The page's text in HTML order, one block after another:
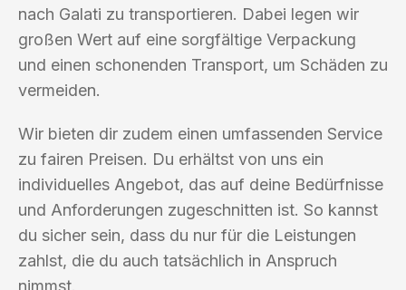
nach Galati zu transportieren. Dabei legen wir
großen Wert auf eine sorgfältige Verpackung
und einen schonenden Transport, um Schäden zu
vermeiden.
Wir bieten dir zudem einen umfassenden Service
zu fairen Preisen. Du erhältst von uns ein
individuelles Angebot, das auf deine Bedürfnisse
und Anforderungen zugeschnitten ist. So kannst
du sicher sein, dass du nur für die Leistungen
zahlst, die du auch tatsächlich in Anspruch
nimmst.